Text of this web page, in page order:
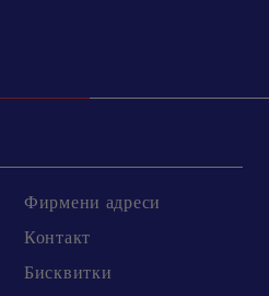
Фирмени адреси
Контакт
Бисквитки